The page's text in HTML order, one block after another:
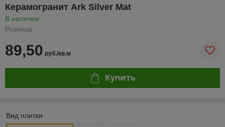
Керамогранит Ark Silver Mat
В наличии
Розница
89,50 руб./кв.м
Купить
Вид плитки